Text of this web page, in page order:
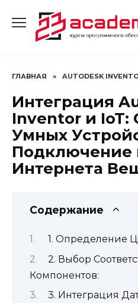
содержанию
ГЛАВНАЯ » AUTODESK
Интеграция
Inventor и IoT:
Умных
Подключение
Интернета
Содержание
1. Определение
2. Выбор
Компонентов:
3. Интеграция